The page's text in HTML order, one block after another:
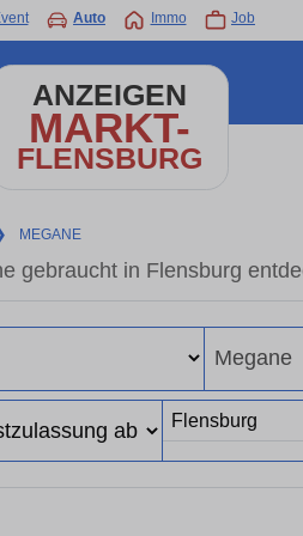
Auto Immo Job
ANZEIGEN
MARKT-
FLENSBURG
MEGANE
gebraucht in Flensburg